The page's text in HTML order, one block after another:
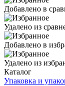
Добавлено в
Удалено из
Добавлено в
Удалено из
Каталог
Упаковка и